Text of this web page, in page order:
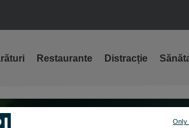
Restaurante Distracție
Only